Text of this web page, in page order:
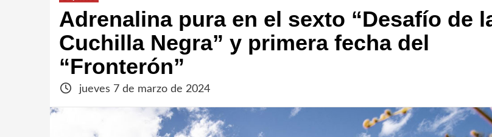
Adrenalina pura en el sexto “Desafío de
Cuchilla Negra” y primera fecha del
“Fronterón”
jueves 7 de marzo de 2024